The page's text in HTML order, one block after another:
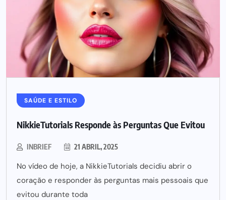
SAÚDE E ESTILO
NikkieTutorials Responde às Perguntas Que Evitou
INBRIEF 21 ABRIL, 2025
No vídeo de hoje, a NikkieTutorials decidiu abrir o
coração e responder às perguntas mais pessoais que
evitou durante toda